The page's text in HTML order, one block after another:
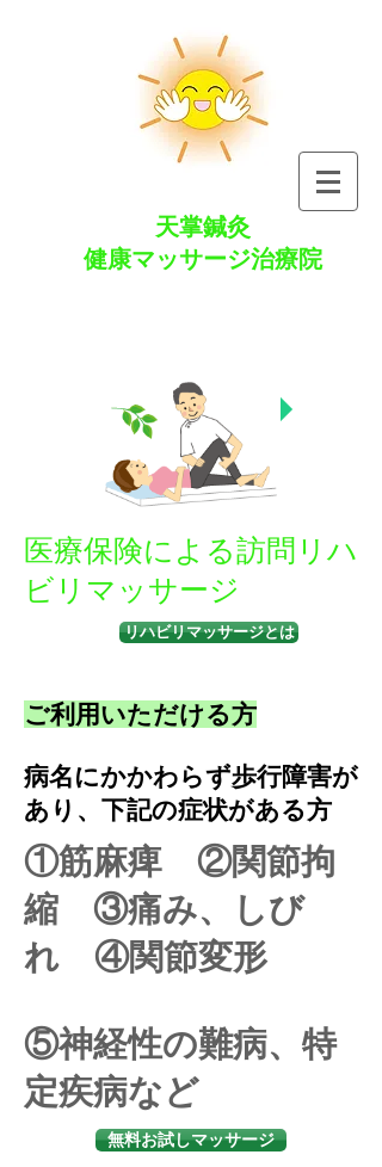
天掌鍼灸
健康マッサージ治療院
​医療保険による訪問リハ
ビリマッサージ
ご利用いただける方
病名にかかわらず歩行障害が
あり、下記の症状がある方
①筋麻痺 ②関節拘
縮​ ③痛み、しび
れ ④関節変形
⑤神経性の難病、特
定疾病など
リハビリマッサージとは
無料お試しマッサージ